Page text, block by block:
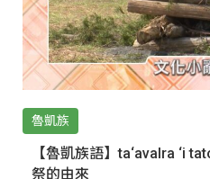
魯凱族
【魯凱族語】ta‘avalra ‘i
祭的由來